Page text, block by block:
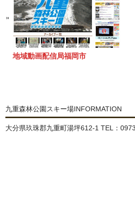
地域動画配信局福岡市
九重森林公園スキー場INFORMATION
大分県玖珠郡九重町湯坪612-1 TEL：